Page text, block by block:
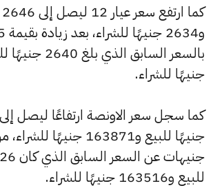
جنيهًا للشراء.
للبيع و163516 جنيهًا للشراء.